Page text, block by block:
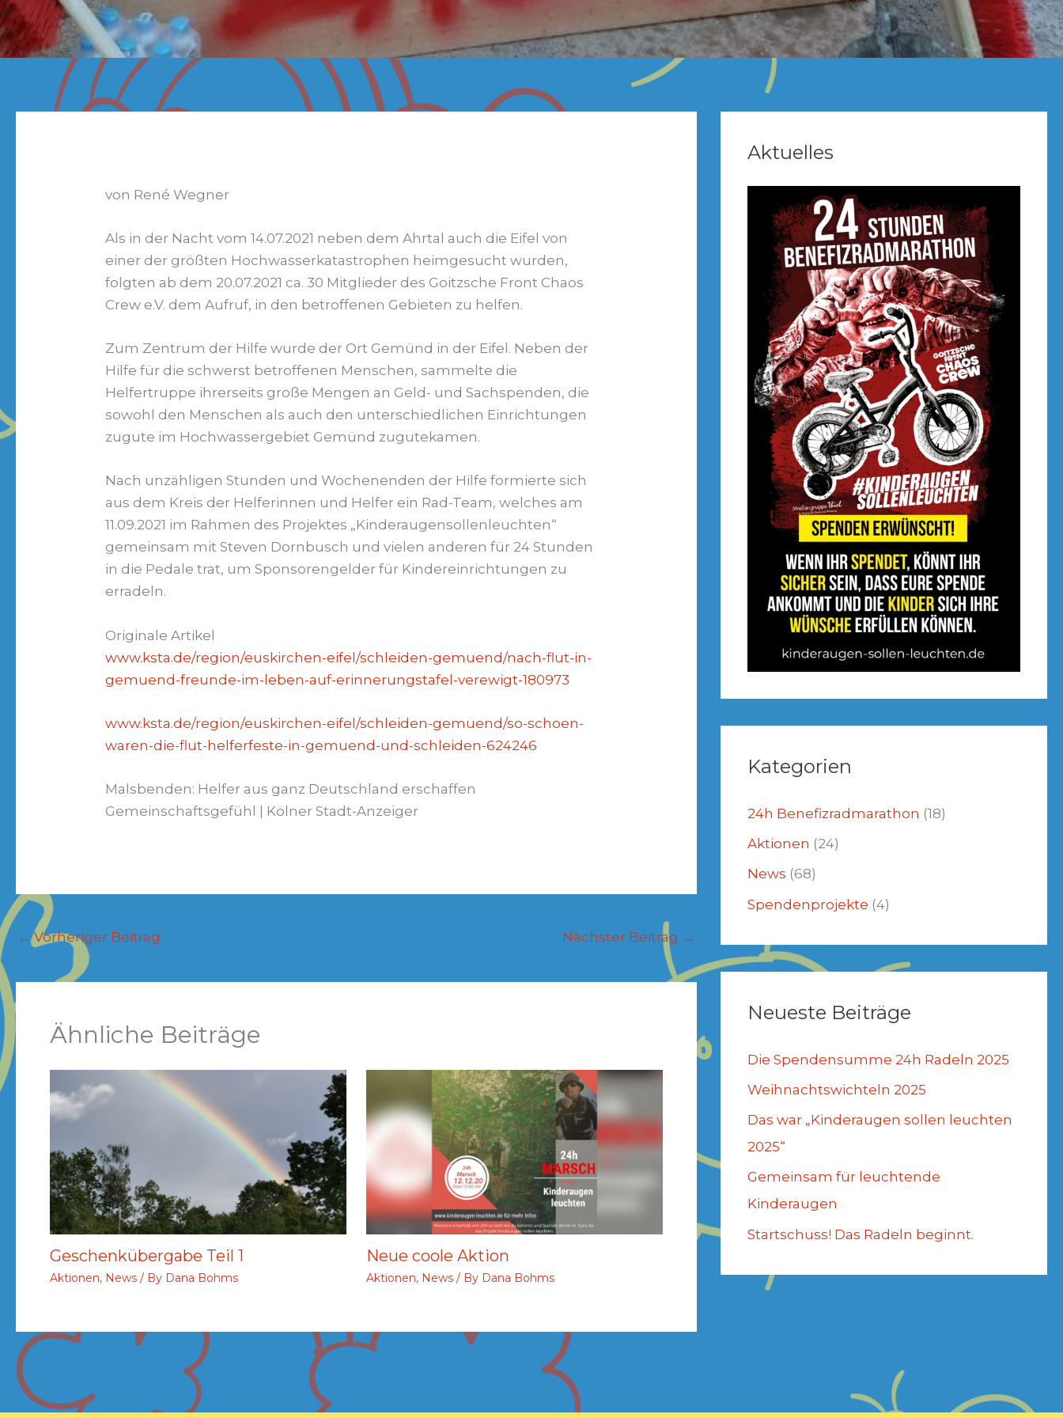
von René Wegner
Als in der Nacht vom 14.07.2021 neben dem Ahrtal auch die Eifel von
einer der größten Hochwasserkatastrophen heimgesucht wurden,
folgten ab dem 20.07.2021 ca. 30 Mitglieder des Goitzsche Front Chaos
Crew e.V. dem Aufruf, in den betroffenen Gebieten zu helfen.
Zum Zentrum der Hilfe wurde der Ort Gemünd in der Eifel. Neben der
Hilfe für die schwerst betroffenen Menschen, sammelte die
Helfertruppe ihrerseits große Mengen an Geld- und Sachspenden, die
sowohl den Menschen als auch den unterschiedlichen Einrichtungen
zugute im Hochwassergebiet Gemünd zugutekamen.
Nach unzähligen Stunden und Wochenenden der Hilfe formierte sich
aus dem Kreis der Helferinnen und Helfer ein Rad-Team, welches am
11.09.2021 im Rahmen des Projektes „Kinderaugensollenleuchten“
gemeinsam mit Steven Dornbusch und vielen anderen für 24 Stunden
in die Pedale trat, um Sponsorengelder für Kindereinrichtungen zu
erradeln.
Originale Artikel
www.ksta.de/region/euskirchen-eifel/schleiden-gemuend/nach-flut-in-
gemuend-freunde-im-leben-auf-erinnerungstafel-verewigt-180973
www.ksta.de/region/euskirchen-eifel/schleiden-gemuend/so-schoen-
waren-die-flut-helferfeste-in-gemuend-und-schleiden-624246
Malsbenden: Helfer aus ganz Deutschland erschaffen
Gemeinschaftsgefühl | Kölner Stadt-Anzeiger
←Vorheriger Beitrag Nächster Beitrag →
Ähnliche Beiträge
Geschenkübergabe Teil 1
Aktionen, News/ By Dana Bohms
Neue coole Aktion
Aktionen, News/ By Dana Bohms
Aktuelles
Kategorien
24h Benefizradmarathon (18)
Aktionen (24)
News (68)
Spendenprojekte (4)
Neueste Beiträge
Die Spendensumme 24h Radeln 2025
Weihnachtswichteln 2025
Das war „Kinderaugen sollen leuchten
2025“
Gemeinsam für leuchtende
Kinderaugen
Startschuss! Das Radeln beginnt.